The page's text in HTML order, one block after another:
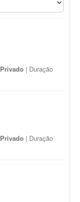
Privado | Duração
Privado | Duração